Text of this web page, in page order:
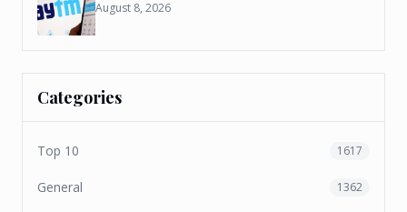
August 8, 2026
Categories
Top 10 1617
General 1362